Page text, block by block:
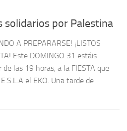
solidarios por Palestina
A PREPARARSE! ¡LISTOS
Este DOMINGO 31 estáis
de las 19 horas, a la FIESTA que
el EKO. Una tarde de